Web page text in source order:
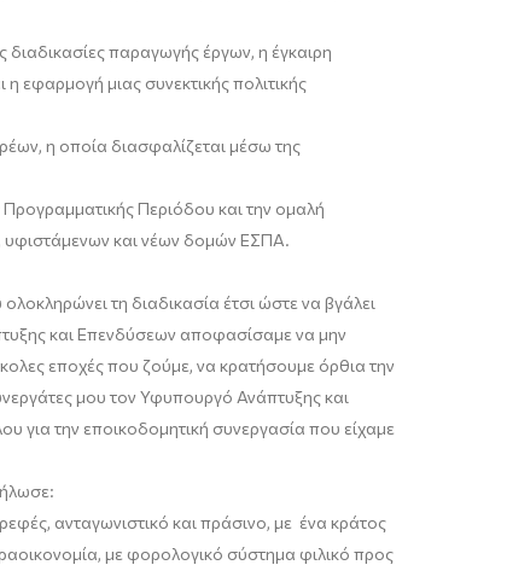
διαδικασίες παραγωγής έργων, η έγκαιρη
εφαρμογή μιας συνεκτικής πολιτικής
η οποία διασφαλίζεται μέσω της
Περιόδου και την ομαλή
υφιστάμενων και νέων δομών ΕΣΠΑ.
τη διαδικασία έτσι ώστε να βγάλει
και Επενδύσεων αποφασίσαμε να μην
εποχές που ζούμε, να κρατήσουμε όρθια την
μου τον Υφυπουργό Ανάπτυξης και
για την εποικοδομητική συνεργασία που είχαμε
ανταγωνιστικό και πράσινο, με ένα κράτος
με φορολογικό σύστημα φιλικό προς